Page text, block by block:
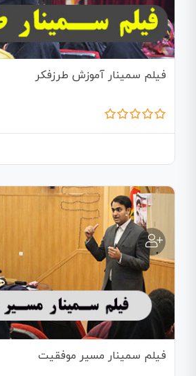
فیلم سمینار آموزش طرزفکر
فیلم سمینار مسیر موفقیت